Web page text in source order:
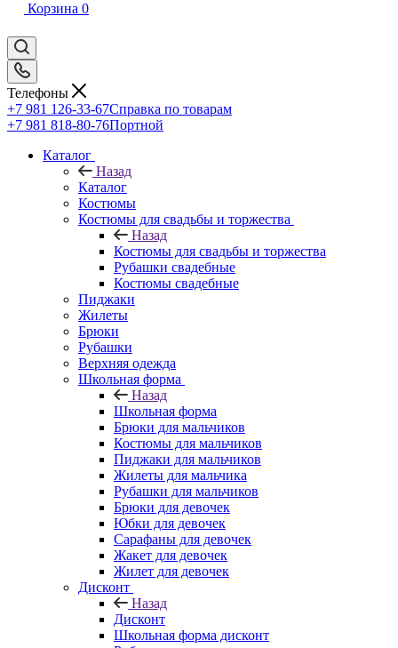
Корзина 0
Телефоны
+7 981 126-33-67Справка по товарам
+7 981 818-80-76Портной
Каталог
Назад
Каталог
Костюмы
Костюмы для свадьбы и торжества
Назад
Костюмы для свадьбы и торжества
Рубашки свадебные
Костюмы свадебные
Пиджаки
Жилеты
Брюки
Рубашки
Верхняя одежда
Школьная форма
Назад
Школьная форма
Брюки для мальчиков
Костюмы для мальчиков
Пиджаки для мальчиков
Жилеты для мальчика
Рубашки для мальчиков
Брюки для девочек
Юбки для девочек
Сарафаны для девочек
Жакет для девочек
Жилет для девочек
Дисконт
Назад
Дисконт
Школьная форма дисконт